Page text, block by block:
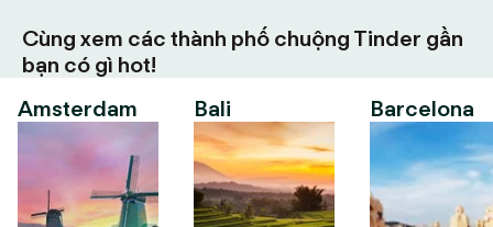
Cùng xem các thành phố chuộng Tinder gần
bạn có gì hot!
Amsterdam
Bali Barcelona